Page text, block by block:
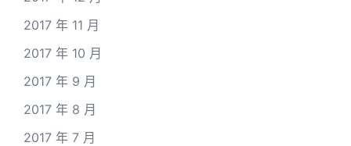
2017 年 11 月
2017 年 10 月
2017 年 9 月
2017 年 8 月
2017 年 7 月